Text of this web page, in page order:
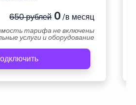
650 рублей0 /в месяц
тарифа не включены
услуги и оборудование